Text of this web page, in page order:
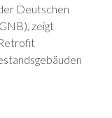
Deutschen
zeigt